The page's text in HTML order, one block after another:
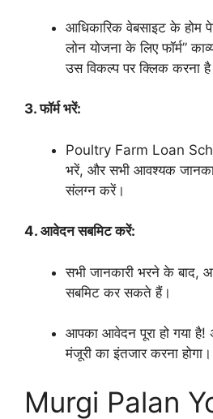
आधिकारिक वेबसाइट के होम
लोन योजना के लिए फॉर्म”
उस विकल्प पर क्लिक करना
3. फॉर्म भरें:
Poultry Farm Loan
भरें, और सभी आवश्यक
संलग्न करें।
4. आवेदन सबमिट करें:
सभी जानकारी भरने के
सबमिट कर सकते हैं।
आपका आवेदन पूरा हो गया
मंजूरी का इंतजार करना होगा।
Murgi Palan